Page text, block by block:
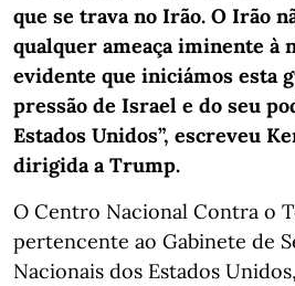
que se trava no Irão. O Irão
qualquer ameaça iminente à
evidente que iniciámos esta
pressão de Israel e do seu
Estados Unidos”, escreveu
dirigida a Trump.
O Centro Nacional Contra o
pertencente ao Gabinete de
Nacionais dos Estados